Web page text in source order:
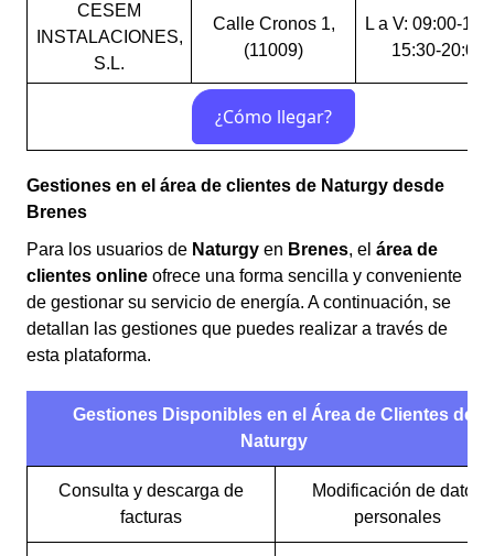
CESEM
INSTALACIONES,
S.L.
Calle Cronos 1,
(11009)
L a V: 09:00-
15:30-20:00
Gestiones en el área de clientes de Naturgy desde
Brenes
Para los usuarios de Naturgy en Brenes, el área de
clientes online ofrece una forma sencilla y conveniente
de gestionar su servicio de energía. A continuación, se
detallan las gestiones que puedes realizar a través de
esta plataforma.
Gestiones Disponibles en el Área de Clientes de
Naturgy
Consulta y descarga de
facturas
Modificación de datos
personales